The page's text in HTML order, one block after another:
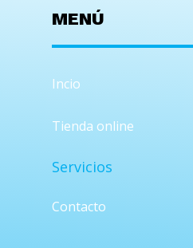
MENÚ
Incio
Tienda online
Servicios
Contacto